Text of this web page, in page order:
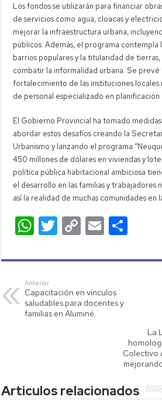
Los fondos se utilizarán para financiar
de servicios como agua, cloacas y
mejorar la infraestructura urbana,
públicos. Además, el programa contempla
barrios populares y la titularidad de
combatir la informalidad urbana. Se prevé
fortalecimiento de las instituciones
de personal especializado en planificación
El Gobierno Provincial ha tomado
abordar estos desafíos creando la
Urbanismo y lanzando el programa
450 millones de dólares en viviendas y
política pública habitacional ambiciosa
el desarrollo en las familias y trabajadores
así la realidad de muchas comunidades en
W
at
s
A
p
T
tt
C
p
Li
nk
E
ail m
Anterior
Capacitación en vínculos
saludables para docentes y
familias en Aluminé.
La
Colectivo
Articulos relacionados